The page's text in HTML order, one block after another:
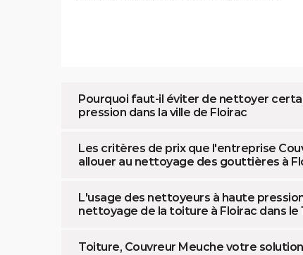
Pourquoi faut-il éviter de nettoyer
pression dans la ville de Floirac
Les critères de prix que l'entreprise
allouer au nettoyage des gouttières à
L'usage des nettoyeurs à haute
nettoyage de la toiture à Floirac dans le
Toiture, Couvreur Meuche votre